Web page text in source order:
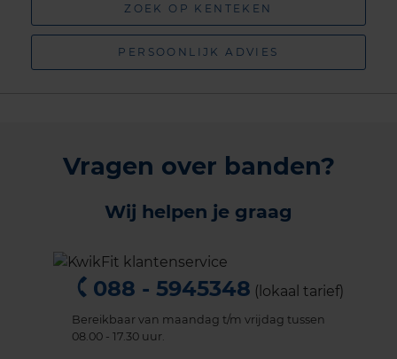
ZOEK OP KENTEKEN
PERSOONLIJK ADVIES
Vragen over banden?
Wij helpen je graag
088 - 5945348 (lokaal tarief)
Bereikbaar van maandag t/m vrijdag tussen
08.00 - 17.30 uur.